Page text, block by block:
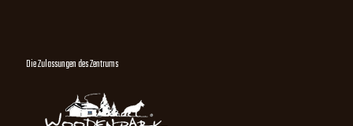
Die Zulassungen des Zentrums